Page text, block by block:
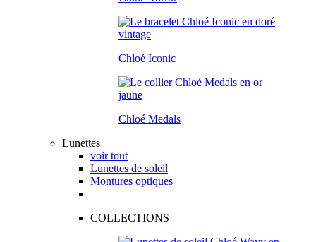
Chloé Iconic
Chloé Medals
Lunettes
voir tout
Lunettes de soleil
Montures optiques
COLLECTIONS